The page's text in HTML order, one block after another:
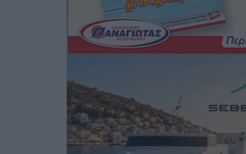
Πάνθηρες: Ξεκίνησαν αισιόδοξοι
“πτήση” τους
Αθλητικά• πριν 5 ώρες
Άρης Αρχαγγέλου: Στο πλευρό
Θωμά
Αθλητικά• πριν 5 ώρες